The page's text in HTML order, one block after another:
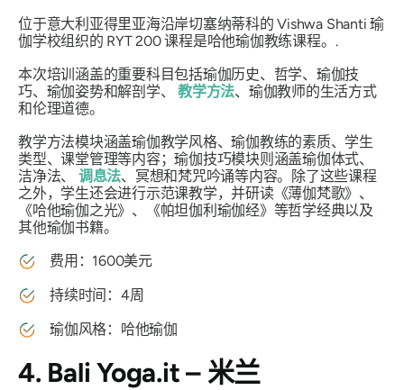
位于意大利亚得里亚海沿岸切塞纳蒂科的 Vishwa Shanti 瑜
伽学校组织的 RYT 200 课程是哈他瑜伽教练课程。.
本次培训涵盖的重要科目包括瑜伽历史、哲学、瑜伽技
巧、瑜伽姿势和解剖学、教学方法、瑜伽教师的生活方式
和伦理道德。
教学方法模块涵盖瑜伽教学风格、瑜伽教练的素质、学生
类型、课堂管理等内容；瑜伽技巧模块则涵盖瑜伽体式、
洁净法、 调息法、冥想和梵咒吟诵等内容。除了这些课程
之外，学生还会进行示范课教学，并研读《薄伽梵歌》、
《哈他瑜伽之光》、《帕坦伽利瑜伽经》等哲学经典以及
其他瑜伽书籍。
费用：1600美元
持续时间：4周
瑜伽风格：哈他瑜伽
4. Bali Yoga.it – 米兰